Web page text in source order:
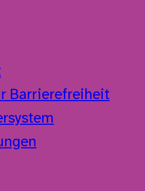
Barrierefreiheit